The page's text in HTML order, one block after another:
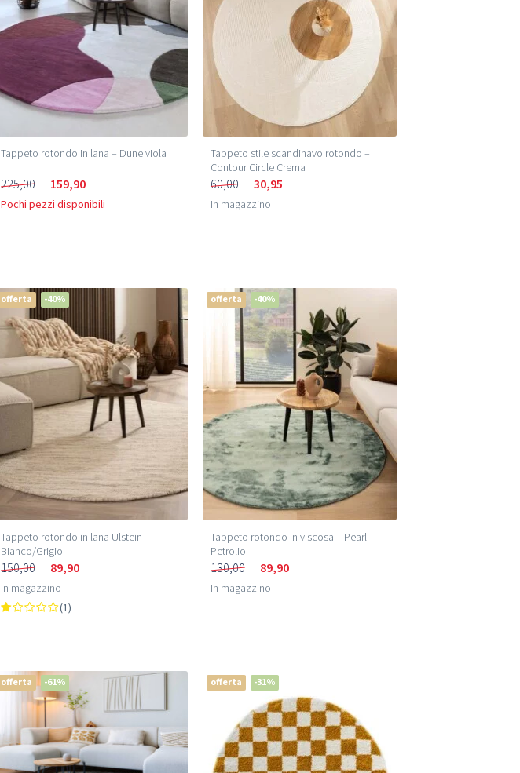
Tappeto rotondo in lana – Dune viola
225,00 159,90
Pochi pezzi disponibili
Tappeto stile scandinavo rotondo –
Contour Circle Crema
60,00 30,95
In magazzino
offerta -40%
Tappeto rotondo in lana Ulstein –
Bianco/Grigio
150,00 89,90
In magazzino
(1)
offerta -40%
Tappeto rotondo in viscosa – Pearl
Petrolio
130,00 89,90
In magazzino
offerta -61% offerta -31%